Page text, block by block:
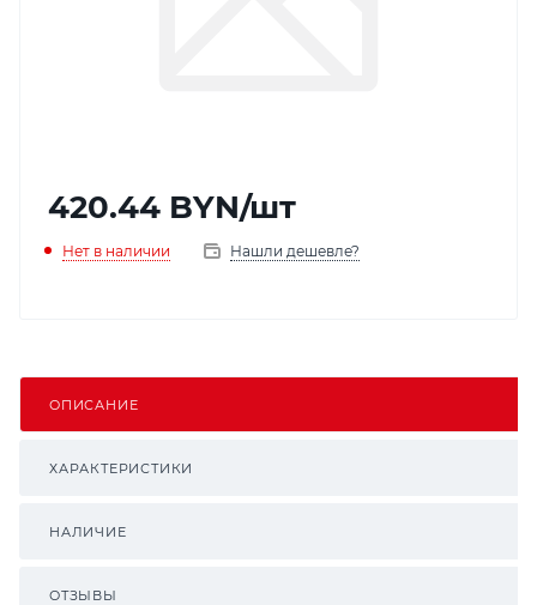
420.44 BYN/шт
Нет в наличии Нашли дешевле?
ОПИСАНИЕ
ХАРАКТЕРИСТИКИ
НАЛИЧИЕ
ОТЗЫВЫ